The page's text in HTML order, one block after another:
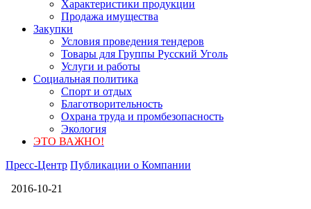
Характеристики продукции
Продажа имущества
Закупки
Условия проведения тендеров
Товары для Группы Русский Уголь
Услуги и работы
Социальная политика
Спорт и отдых
Благотворительность
Охрана труда и промбезопасность
Экология
ЭТО ВАЖНО!
Пресс-Центр Публикации о Компании
2016-10-21